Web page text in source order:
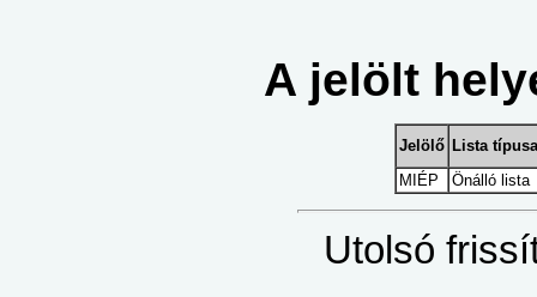
A jelölt
Jelölő Lista típusa
MIÉP
Önálló lista
Utolsó